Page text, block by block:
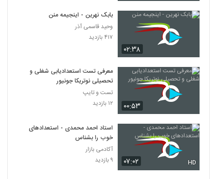
۰۲:۳۸
بابک نهرین - اینجیمه منن
وحید قاسمی آذر
۴۱۷ بازدید
۰۰:۵۳
معرفی تست استعدادیابی شغلی و
تحصیلی نوتریکا جونیور
تست و تایپ
۱۲ بازدید
۰۷:۰۲ HD
استاد احمد محمدی - استعدادهای
خوب را بشناس
آکادمی بازار
۹ بازدید